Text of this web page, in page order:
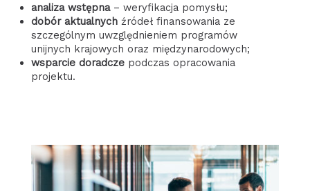
analiza wstępna– weryfikacja pomysłu;
dobór aktualnychźródeł finansowania ze
szczególnym uwzględnieniem programów
unijnych krajowych oraz międzynarodowych;
wsparcie doradczepodczas opracowania
projektu.